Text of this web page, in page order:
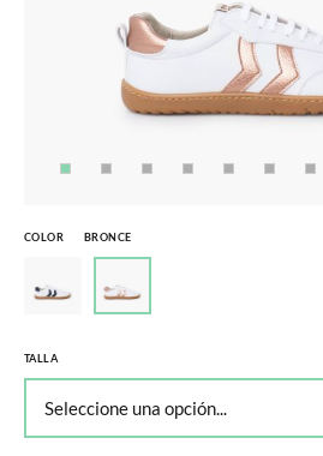
COLOR BRONCE
TALLA